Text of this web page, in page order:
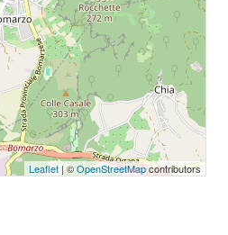
Leaflet | ©OpenStreetMapcontributors